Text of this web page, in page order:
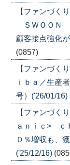
【ファンづく
ＳＷＯＯＮ
顧客接点強化
(0857)
【ファンづく
ｉｂａ／生産
号）('26/01/16)
【ファンづく
ａｎｉｃ> ｃ
０％増収も、
('25/12/16)